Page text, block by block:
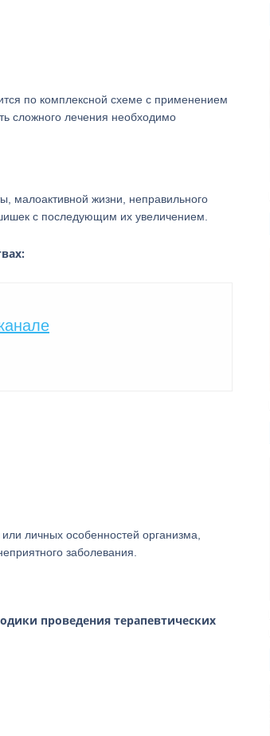
по комплексной схеме с применением
сложного лечения необходимо
малоактивной жизни, неправильного
с последующим их увеличением.
личных особенностей организма,
заболевания.
проведения терапевтических